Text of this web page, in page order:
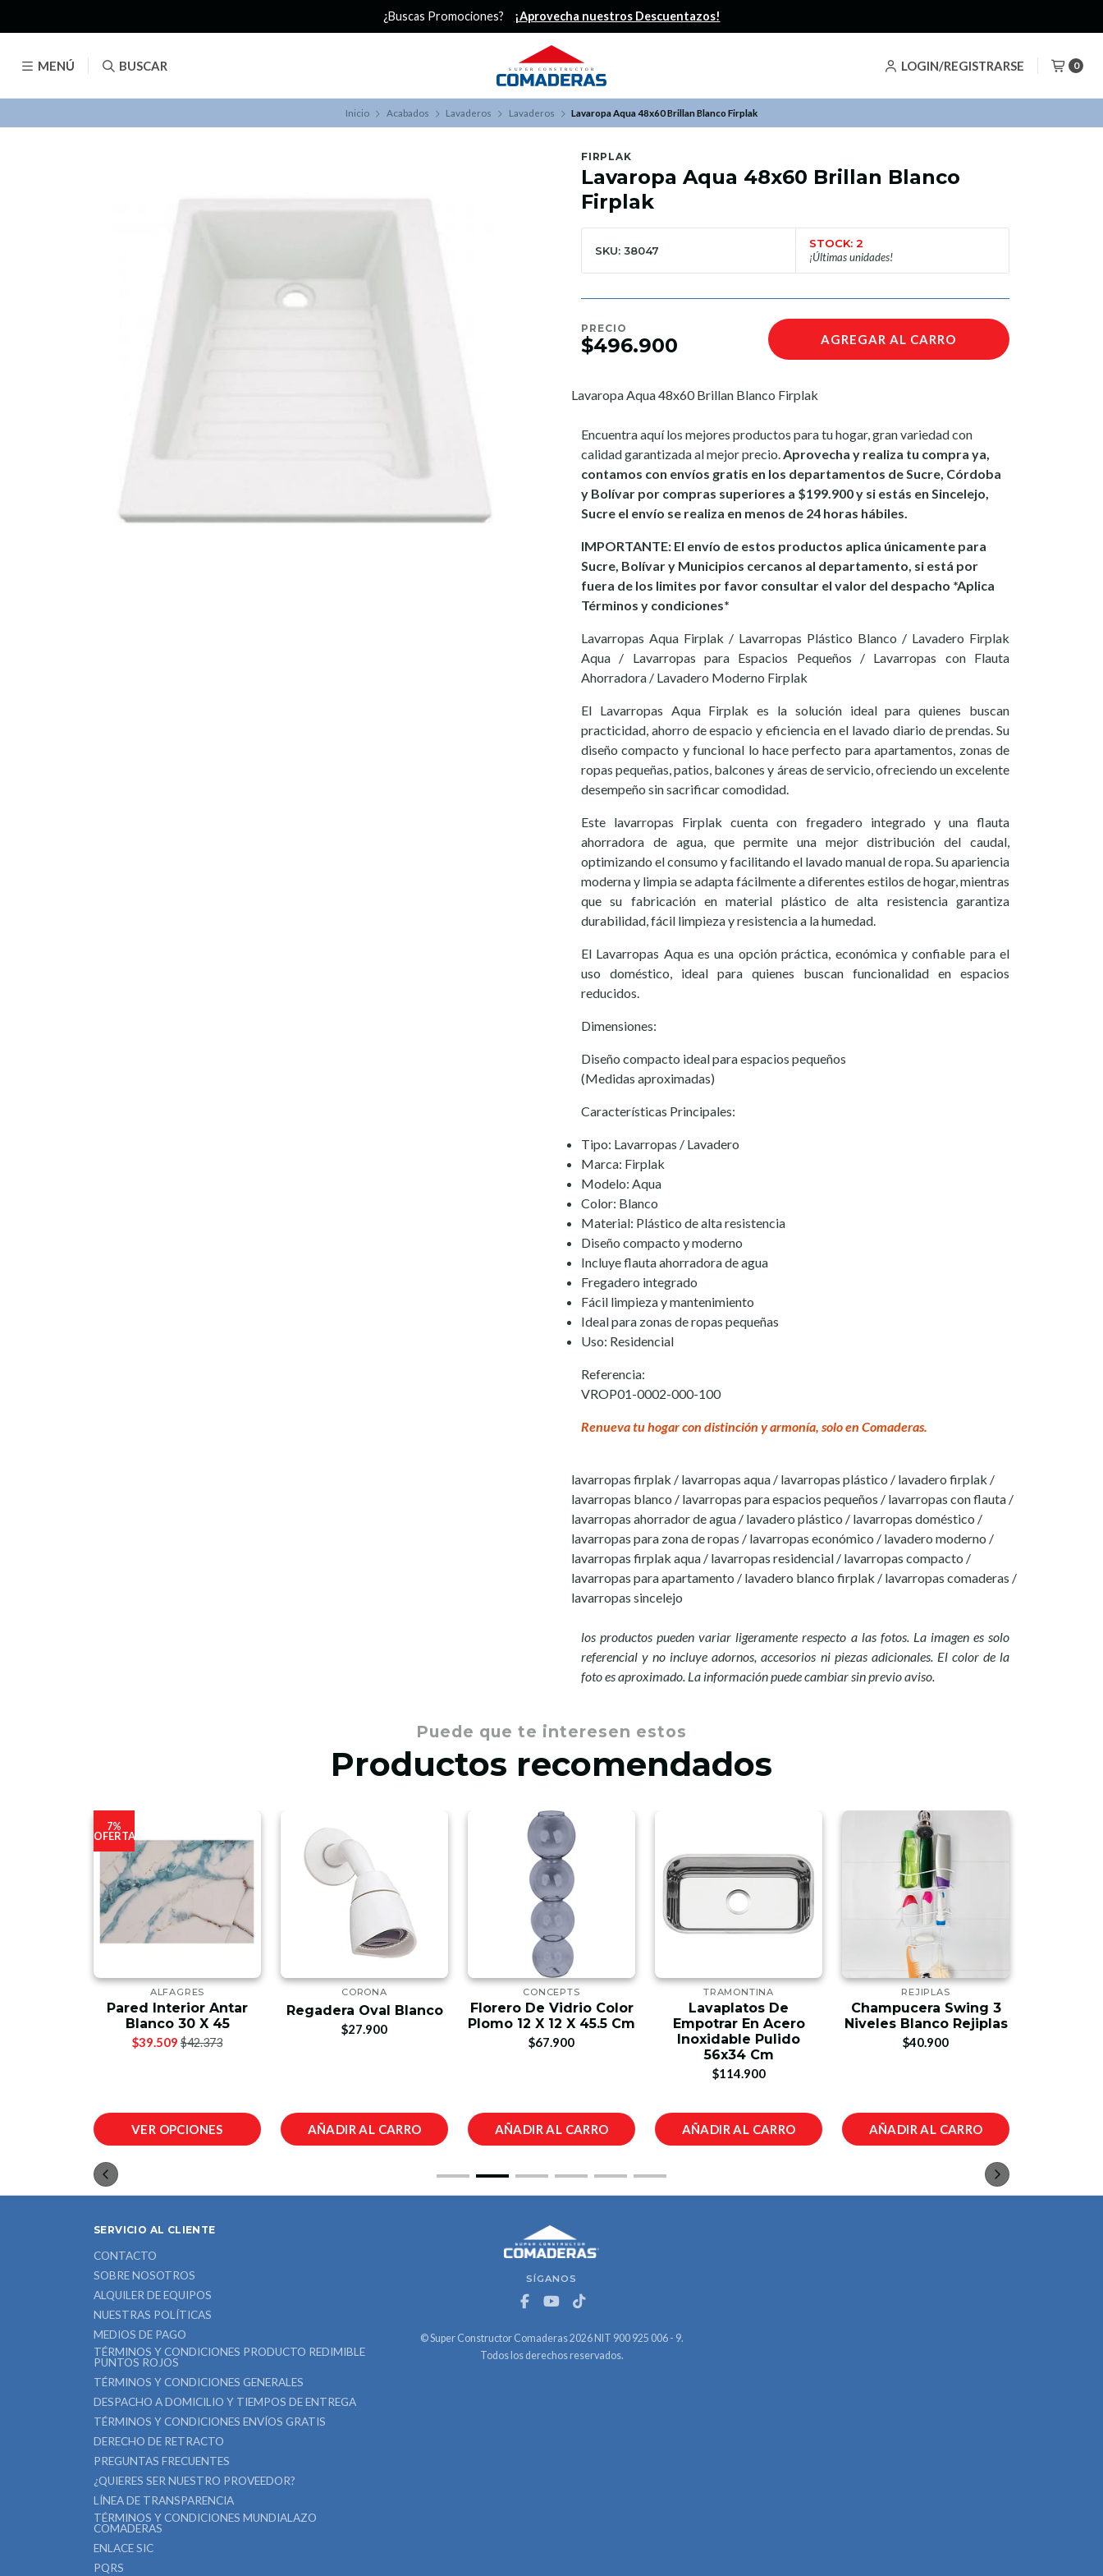
MENÚ BUSCAR LOGIN/REGISTRARSE 0
¿Buscas Promociones? ¡Aprovecha nuestros Descuentazos!
Inicio Acabados Lavaderos Lavaderos Lavaropa Aqua 48x60 Brillan Blanco Firplak
FIRPLAK
Lavaropa Aqua 48x60 Brillan Blanco
Firplak
SKU: 38047
STOCK: 2
¡Últimas unidades!
PRECIO
$496.900 AGREGAR AL CARRO
Lavaropa Aqua 48x60 Brillan Blanco Firplak
Encuentra aquí los mejores productos para tu hogar, gran variedad con
calidad garantizada al mejor precio.Aprovecha y realiza tu compra ya,
contamos con envíos gratis en los departamentos de Sucre, Córdoba
y Bolívar por compras superiores a $199.900 y si estás en Sincelejo,
Sucre el envío se realiza en menos de 24 horas hábiles.
IMPORTANTE: El envío de estos productos aplica únicamente para
Sucre, Bolívar y Municipios cercanos al departamento, si está por
fuera de los limites por favor consultar el valor del despacho *Aplica
Términos y condiciones*
Lavarropas Aqua Firplak / Lavarropas Plástico Blanco / Lavadero Firplak
Aqua / Lavarropas para Espacios Pequeños / Lavarropas con Flauta
Ahorradora / Lavadero Moderno Firplak
El Lavarropas Aqua Firplak es la solución ideal para quienes buscan
practicidad, ahorro de espacio y eficiencia en el lavado diario de prendas. Su
diseño compacto y funcional lo hace perfecto para apartamentos, zonas de
ropas pequeñas, patios, balcones y áreas de servicio, ofreciendo un excelente
desempeño sin sacrificar comodidad.
Este lavarropas Firplak cuenta con fregadero integrado y una flauta
ahorradora de agua, que permite una mejor distribución del caudal,
optimizando el consumo y facilitando el lavado manual de ropa. Su apariencia
moderna y limpia se adapta fácilmente a diferentes estilos de hogar, mientras
que su fabricación en material plástico de alta resistencia garantiza
durabilidad, fácil limpieza y resistencia a la humedad.
El Lavarropas Aqua es una opción práctica, económica y confiable para el
uso doméstico, ideal para quienes buscan funcionalidad en espacios
reducidos.
Dimensiones:
Diseño compacto ideal para espacios pequeños
(Medidas aproximadas)
Características Principales:
Tipo: Lavarropas / Lavadero
Marca: Firplak
Modelo: Aqua
Color: Blanco
Material: Plástico de alta resistencia
Diseño compacto y moderno
Incluye flauta ahorradora de agua
Fregadero integrado
Fácil limpieza y mantenimiento
Ideal para zonas de ropas pequeñas
Uso: Residencial
Referencia:
VROP01-0002-000-100
Renueva tu hogar con distinción y armonía, solo en Comaderas.
lavarropas firplak / lavarropas aqua / lavarropas plástico / lavadero firplak /
lavarropas blanco / lavarropas para espacios pequeños / lavarropas con flauta /
lavarropas ahorrador de agua / lavadero plástico / lavarropas doméstico /
lavarropas para zona de ropas / lavarropas económico / lavadero moderno /
lavarropas firplak aqua / lavarropas residencial / lavarropas compacto /
lavarropas para apartamento / lavadero blanco firplak / lavarropas comaderas /
lavarropas sincelejo
los productos pueden variar ligeramente respecto a las fotos. La imagen es solo
referencial y no incluye adornos, accesorios ni piezas adicionales. El color de la
foto es aproximado. La información puede cambiar sin previo aviso.
Puede que te interesen estos
Productos recomendados
7%
OFERTA
ALFAGRES
Pared Interior Antar
Blanco 30 X 45
$39.509 $42.373
VER OPCIONES
CORONA
Regadera Oval Blanco
$27.900
AÑADIR AL CARRO
CONCEPTS
Florero De Vidrio Color
Plomo 12 X 12 X 45.5 Cm
$67.900
AÑADIR AL CARRO
TRAMONTINA
Lavaplatos De
Empotrar En Acero
Inoxidable Pulido
56x34 Cm
$114.900
AÑADIR AL CARRO
REJIPLAS
Champucera Swing 3
Niveles Blanco Rejiplas
$40.900
AÑADIR AL CARRO
SÍGANOS
© Super Constructor Comaderas 2026 NIT 900 925 006 - 9.
Todos los derechos reservados.
SERVICIO AL CLIENTE
CONTACTO
SOBRE NOSOTROS
ALQUILER DE EQUIPOS
NUESTRAS POLÍTICAS
MEDIOS DE PAGO
TÉRMINOS Y CONDICIONES PRODUCTO REDIMIBLE
PUNTOS ROJOS
TÉRMINOS Y CONDICIONES GENERALES
DESPACHO A DOMICILIO Y TIEMPOS DE ENTREGA
TÉRMINOS Y CONDICIONES ENVÍOS GRATIS
DERECHO DE RETRACTO
PREGUNTAS FRECUENTES
¿QUIERES SER NUESTRO PROVEEDOR?
LÍNEA DE TRANSPARENCIA
TÉRMINOS Y CONDICIONES MUNDIALAZO
COMADERAS
ENLACE SIC
PQRS